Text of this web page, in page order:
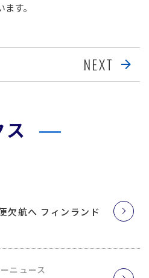
す。
NEXT
欠航へ フィンランド
ニュース